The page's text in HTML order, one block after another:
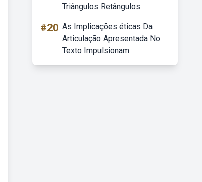
Triângulos Retângulos
#20 As Implicações éticas Da
Articulação Apresentada No
Texto Impulsionam